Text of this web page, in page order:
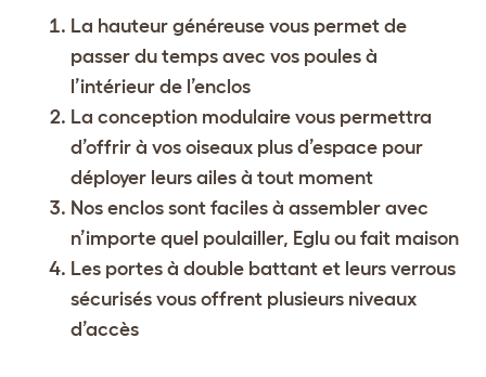
La hauteur généreuse vous permet de
passer du temps avec vos poules à
l’intérieur de l’enclos
La conception modulaire vous permettra
d’offrir à vos oiseaux plus d’espace pour
déployer leurs ailes à tout moment
Nos enclos sont faciles à assembler avec
n’importe quel poulailler, Eglu ou fait maison
Les portes à double battant et leurs verrous
sécurisés vous offrent plusieurs niveaux
d’accès